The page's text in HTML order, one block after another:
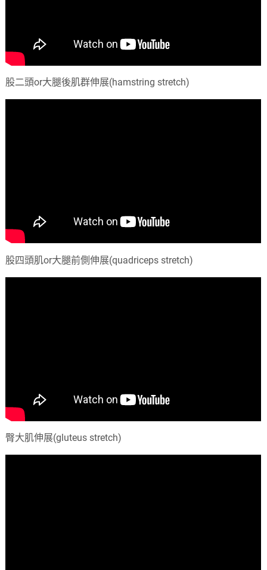
股二頭or大腿後肌群伸展(hamstring stretch)
股四頭肌or大腿前側伸展(quadriceps stretch)
臀大肌伸展(gluteus stretch)